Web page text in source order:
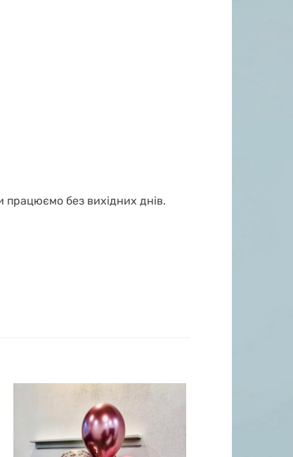
без вихідних днів.